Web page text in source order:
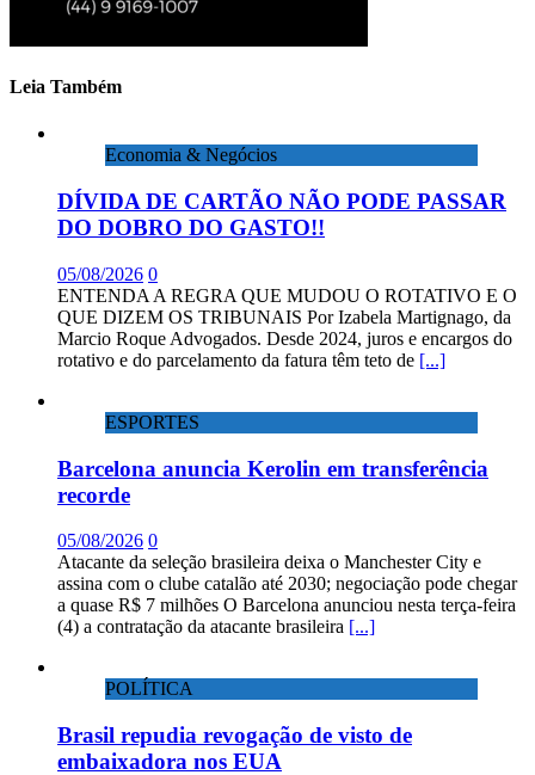
Leia Também
Economia & Negócios
DÍVIDA DE CARTÃO NÃO PODE PASSAR
DO DOBRO DO GASTO!!
05/08/2026 0
ENTENDA A REGRA QUE MUDOU O ROTATIVO E O
QUE DIZEM OS TRIBUNAIS Por Izabela Martignago, da
Marcio Roque Advogados. Desde 2024, juros e encargos do
rotativo e do parcelamento da fatura têm teto de [...]
ESPORTES
Barcelona anuncia Kerolin em transferência
recorde
05/08/2026 0
Atacante da seleção brasileira deixa o Manchester City e
assina com o clube catalão até 2030; negociação pode chegar
a quase R$ 7 milhões O Barcelona anunciou nesta terça-feira
(4) a contratação da atacante brasileira [...]
POLÍTICA
Brasil repudia revogação de visto de
embaixadora nos EUA